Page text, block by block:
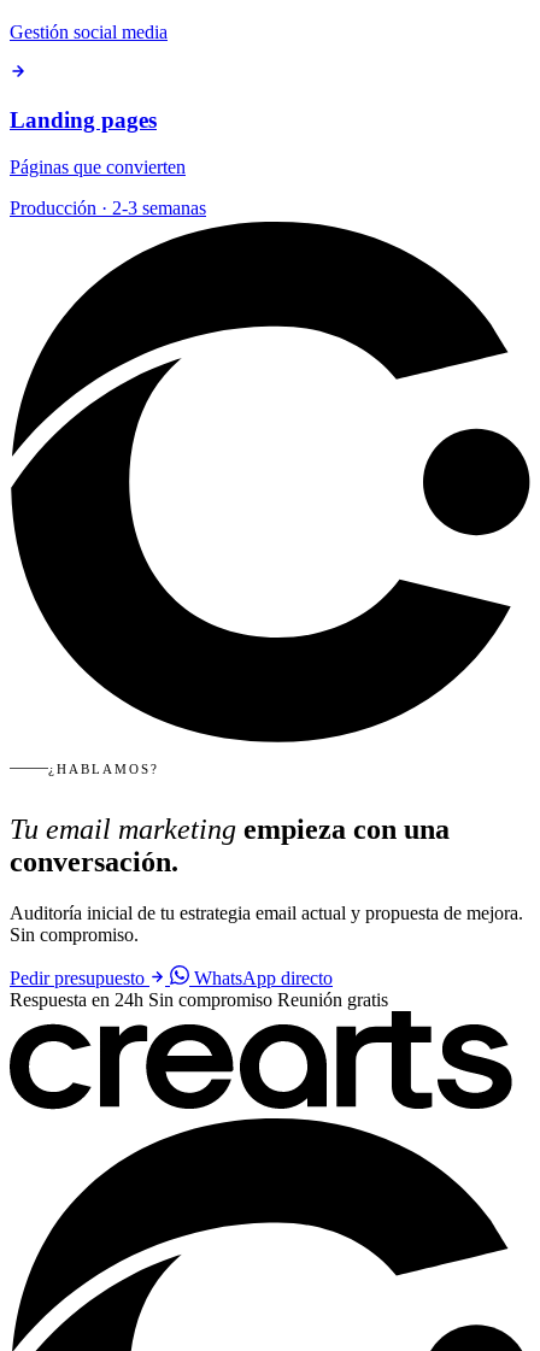
Gestión social media
Landing pages
Páginas que convierten
Producción · 2-3 semanas
¿HABLAMOS?
Tu email marketing empieza con una
conversación.
Auditoría inicial de tu estrategia email actual y propuesta de mejora.
Sin compromiso.
Pedir presupuesto
WhatsApp directo
Respuesta en 24h Sin compromiso Reunión gratis